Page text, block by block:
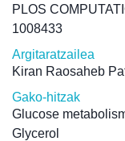
PLOS
1008433
Argitaratzailea
Kiran Raosaheb
Gako-hitzak
Glucose
Glycerol